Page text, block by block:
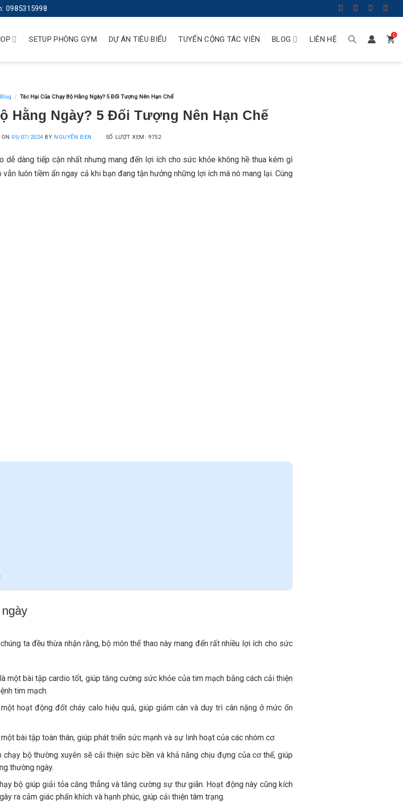
0985315998
SETUP PHÒNG GYM DỰ ÁN TIÊU BIỂU TUYỂN CỘNG TÁC VIÊN BLOG LIÊN HỆ 0
Blog / Tác Hại Của Chạy Bộ Hằng Ngày? 5 Đối Tượng Nên Hạn Chế
Hằng Ngày? 5 Đối Tượng Nên Hạn Chế
05/07/2024 BY NGUYỄN ĐEN SỐ LƯỢT XEM: 9752
dễ dàng tiếp cận nhất nhưng mang đến lợi ích cho sức khỏe không hề thua kém gì
luôn tiềm ẩn ngay cả khi bạn đang tận hưởng những lợi ích mà nó mang lại. Cùng
ta đều thừa nhận rằng, bộ môn thể thao này mang đến rất nhiều lợi ích cho sức
một bài tập cardio tốt, giúp tăng cường sức khỏe của tim mạch bằng cách cải thiện
tim mạch.
hoạt động đốt cháy calo hiệu quả, giúp giảm cân và duy trì cân nặng ở mức ổn
bài tập toàn thân, giúp phát triển sức mạnh và sự linh hoạt của các nhóm cơ.
chạy bộ thường xuyên sẽ cải thiện sức bền và khả năng chịu đựng của cơ thể, giúp
thường ngày.
bộ giúp giải tỏa căng thẳng và tăng cường sự thư giãn. Hoạt động này cũng kích
ra cảm giác phấn khích và hạnh phúc, giúp cải thiện tâm trạng.